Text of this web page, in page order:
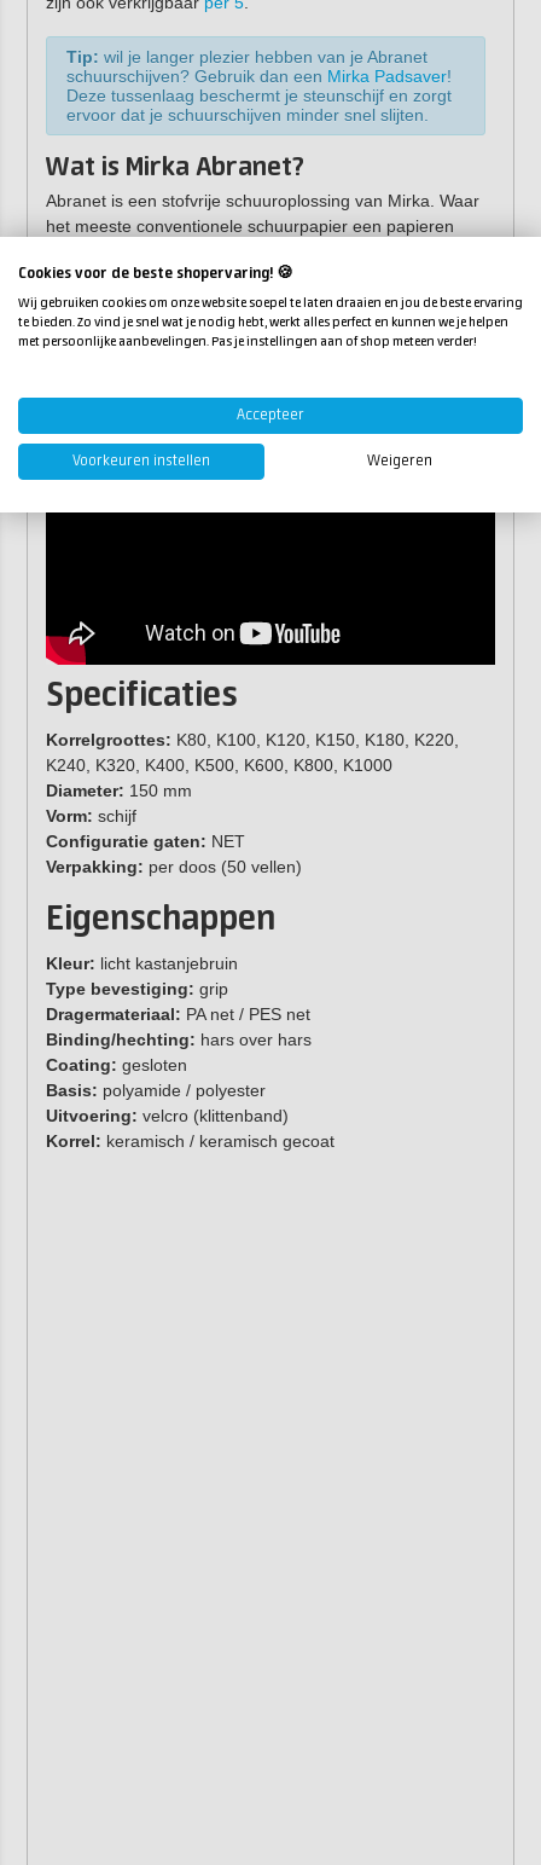
Tip: wil je langer plezier hebben van je Abranet
schuurschijven? Gebruik dan een Mirka Padsaver!
Deze tussenlaag beschermt je steunschijf en zorgt
ervoor dat je schuurschijven minder snel slijten.
Wat is Mirka Abranet?
Abranet is een stofvrije schuuroplossing van Mirka. Waar
het meeste conventionele schuurpapier een papieren
Hierdoor kan het stof vele malen beter worden afgevoerd.
Dit resulteert in een uiterst efficiënte stofverwijdering op
het gereedschap die zowel de werkkwaliteit als de
werkomgeving verbetert. Dit maakt Mirka Abranet Ace een
Specificaties
Korrelgroottes: K80, K100, K120, K150, K180, K220,
K240, K320, K400, K500, K600, K800, K1000
Diameter: 150 mm
Vorm: schijf
Configuratie gaten: NET
Verpakking: per doos (50 vellen)
Eigenschappen
Kleur: licht kastanjebruin
Type bevestiging: grip
Dragermateriaal: PA net / PES net
Binding/hechting: hars over hars
Coating: gesloten
Basis: polyamide / polyester
Uitvoering: velcro (klittenband)
Korrel: keramisch / keramisch gecoat
Cookies voor de beste shopervaring! 🍪
Wij gebruiken cookies om onze website soepel te laten draaien en jou de beste ervaring
te bieden. Zo vind je snel wat je nodig hebt, werkt alles perfect en kunnen we je helpen
met persoonlijke aanbevelingen. Pas je instellingen aan of shop meteen verder!
Accepteer
Voorkeuren instellen Weigeren